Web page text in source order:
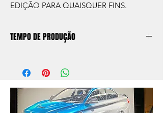
EDIÇÃO PARA QUAISQUER FINS.
TEMPO DE PRODUÇÃO
aprox. 5 dias úteis, após a confirmação de
compra.
Após a produçao, seguimos com o envio
no endereço que nos for informado na
compra ou disponibilizaremos para retirada